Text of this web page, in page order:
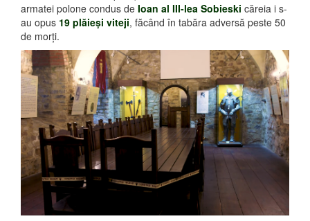
armatei polone condus de Ioan al III-lea Sobieski căreia i s-
au opus 19 plăieşi viteji, făcând în tabăra adversă peste 50
de morţi.